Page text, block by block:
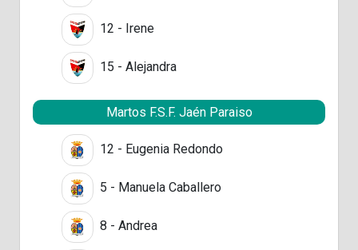
12 - Irene
15 - Alejandra
Martos F.S.F. Jaén Paraiso
12 - Eugenia Redondo
5 - Manuela Caballero
8 - Andrea